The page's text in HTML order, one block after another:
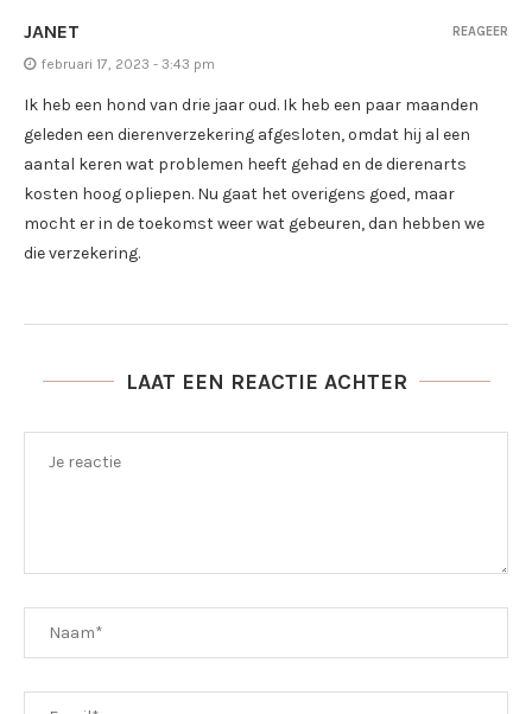
JANET
februari 17, 2023 - 3:43 pm
Ik heb een hond van drie jaar oud. Ik heb een paar maanden
geleden een dierenverzekering afgesloten, omdat hij al een
aantal keren wat problemen heeft gehad en de dierenarts
kosten hoog opliepen. Nu gaat het overigens goed, maar
mocht er in de toekomst weer wat gebeuren, dan hebben we
die verzekering.
REAGEER
LAAT EEN REACTIE ACHTER